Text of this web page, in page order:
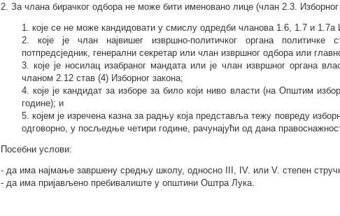
2. За члана бирачког одбора не може бити именовано лице (члан 2.3.
1. које се не може кандидовати у смислу одредби чланова 1.6, 1.7 и 1.7а
2. које је члан највишег извршно-политичког органа политичке
потпредсједник, генерални секретар или члан извршног одбора или
3. које је носилац изабраног мандата или је члан извршног органа
чланом 2.12 став (4) Изборног закона;
4. које је кандидат за изборе за било који ниво власти (на Општим
године); и
5. којем је изречена казна за радњу која представља тежу повреду
одговорно, у посљедње четири године, рачунајући од дана
Посебни услови:
- да има најмање завршену средњу школу, односно III, IV. или V. степен
- да има пријављено пребивалиште у општини Оштра Лука.